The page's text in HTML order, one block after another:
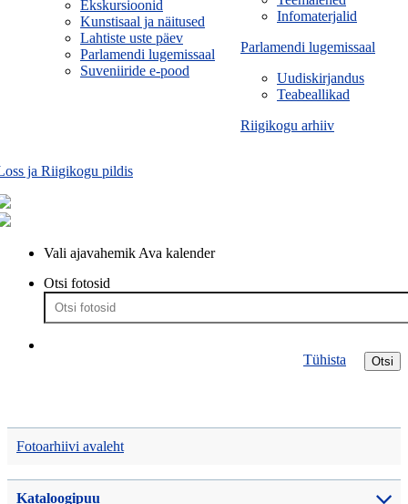
Infomaterjalid
Parlamendi lugemissaal
Uudiskirjandus
Teabeallikad
Riigikogu arhiiv
Ekskursioonid
Kunstisaal ja näitused
Lahtiste uste päev
Parlamendi lugemissaal
Suveniiride e-pood
ja Riigikogu pildis
Vali ajavahemik Ava kalender
Otsi fotosid
Otsi
Tühista
Fotoarhiivi avaleht
Kataloogipuu